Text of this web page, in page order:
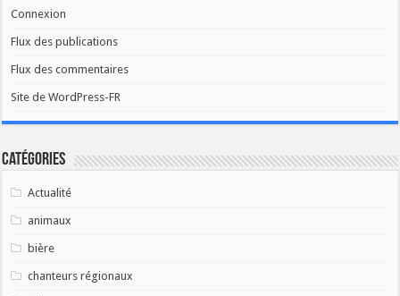
Connexion
Flux des publications
Flux des commentaires
Site de WordPress-FR
Catégories
Actualité
animaux
bière
chanteurs régionaux